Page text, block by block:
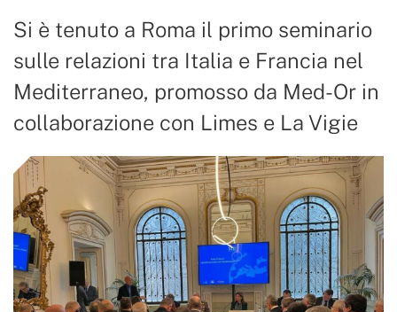
Si è tenuto a Roma il primo seminario
sulle relazioni tra Italia e Francia nel
Mediterraneo, promosso da Med-Or in
collaborazione con Limes e La Vigie